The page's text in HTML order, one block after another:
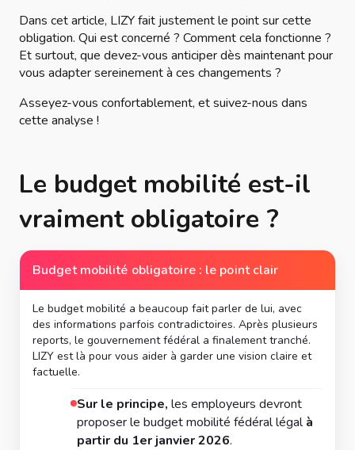
Dans cet article, LIZY fait justement le point sur cette
obligation. Qui est concerné ? Comment cela fonctionne ?
Et surtout, que devez-vous anticiper dès maintenant pour
vous adapter sereinement à ces changements ?
Asseyez-vous confortablement, et suivez-nous dans
cette analyse !
Le budget mobilité est-il
vraiment obligatoire ?
Budget mobilité obligatoire : le point clair
Le budget mobilité a beaucoup fait parler de lui, avec
des informations parfois contradictoires. Après plusieurs
reports, le gouvernement fédéral a finalement tranché.
LIZY est là pour vous aider à garder une vision claire et
factuelle.
Sur le principe, les employeurs devront
proposer le budget mobilité fédéral légalà
partir du 1er janvier 2026.